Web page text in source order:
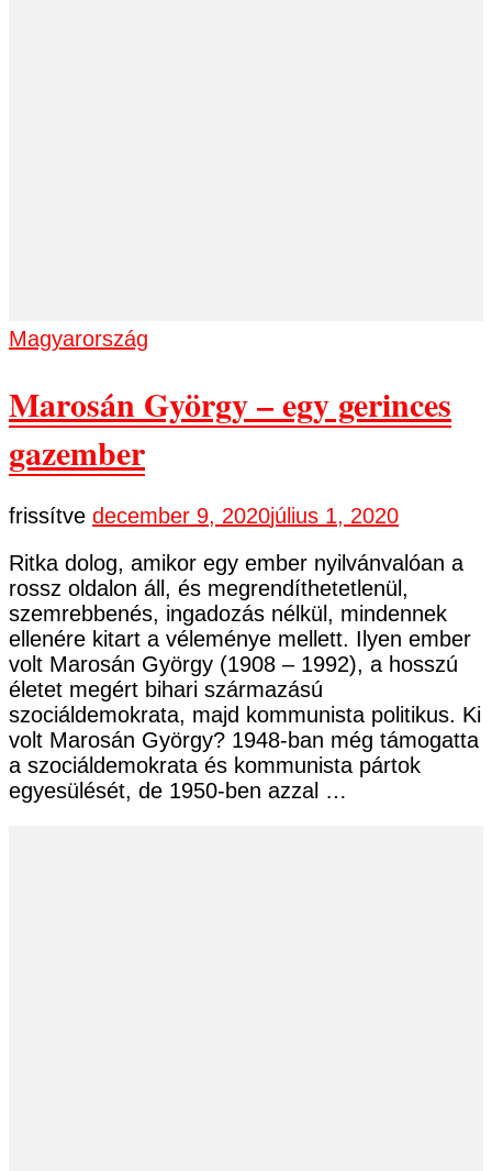
Magyarország
Marosán György – egy gerinces
gazember
frissítve december 9, 2020július 1, 2020
Ritka dolog, amikor egy ember nyilvánvalóan a
rossz oldalon áll, és megrendíthetetlenül,
szemrebbenés, ingadozás nélkül, mindennek
ellenére kitart a véleménye mellett. Ilyen ember
volt Marosán György (1908 – 1992), a hosszú
életet megért bihari származású
szociáldemokrata, majd kommunista politikus. Ki
volt Marosán György? 1948-ban még támogatta
a szociáldemokrata és kommunista pártok
egyesülését, de 1950-ben azzal …